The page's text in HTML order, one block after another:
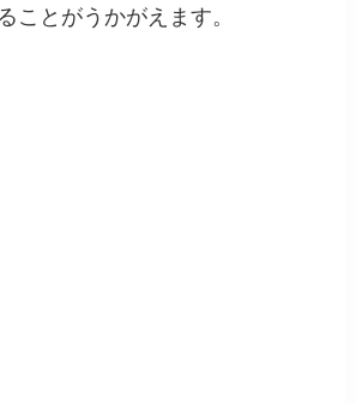
ことがうかがえます。